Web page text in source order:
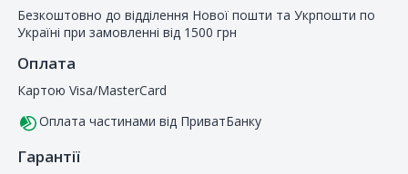
Безкоштовно до відділення Нової пошти та Укрпошти по
Україні при замовленні від 1500 грн
Оплата
Картою Visa/MasterCard
Оплата частинами від ПриватБанку
Гарантії